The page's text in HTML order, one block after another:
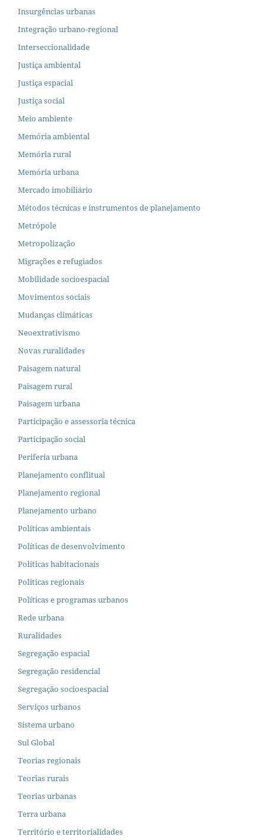
Insurgências urbanas
Integração urbano-regional
Interseccionalidade
Justiça ambiental
Justiça espacial
Justiça social
Meio ambiente
Memória ambiental
Memória rural
Memória urbana
Mercado imobiliário
Métodos técnicas e instrumentos de planejamento
Metrópole
Metropolização
Migrações e refugiados
Mobilidade socioespacial
Movimentos sociais
Mudanças climáticas
Neoextrativismo
Novas ruralidades
Paisagem natural
Paisagem rural
Paisagem urbana
Participação e assessoria técnica
Participação social
Periferia urbana
Planejamento conflitual
Planejamento regional
Planejamento urbano
Políticas ambientais
Políticas de desenvolvimento
Políticas habitacionais
Políticas regionais
Políticas e programas urbanos
Rede urbana
Ruralidades
Segregação espacial
Segregação residencial
Segregação socioespacial
Serviços urbanos
Sistema urbano
Sul Global
Teorias regionais
Teorias rurais
Teorias urbanas
Terra urbana
Território e territorialidades